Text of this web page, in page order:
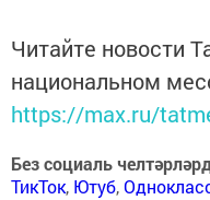
Читайте новости
национальном
https://max.ru/
Без социаль
ТикТок, Ютуб,